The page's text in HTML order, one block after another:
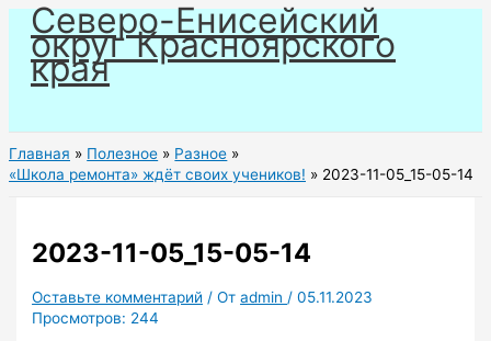
Перейти
содержимому
Северо-Енисейский
округ Красноярского
края
Главная Полезное
Разное
«Школа ремонта» ждёт своих учеников!
2023-11-05_15-05-14
2023-11-05_15-05-14
Оставьте комментарий / Отadmin /05.11.2023
Просмотров: 244